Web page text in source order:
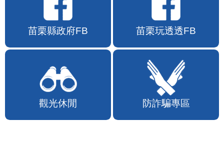
苗栗縣政府FB 苗栗玩透透FB
觀光休閒 防詐騙專區